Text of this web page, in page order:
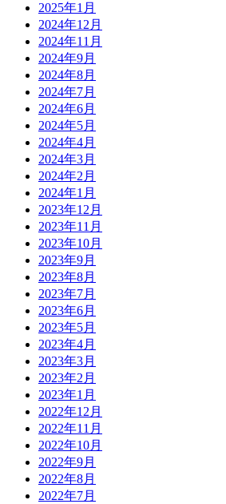
2025年1月
2024年12月
2024年11月
2024年9月
2024年8月
2024年7月
2024年6月
2024年5月
2024年4月
2024年3月
2024年2月
2024年1月
2023年12月
2023年11月
2023年10月
2023年9月
2023年8月
2023年7月
2023年6月
2023年5月
2023年4月
2023年3月
2023年2月
2023年1月
2022年12月
2022年11月
2022年10月
2022年9月
2022年8月
2022年7月